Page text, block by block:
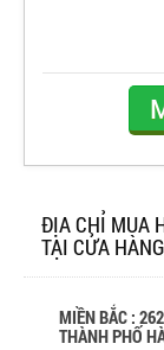
ĐỊA CHỈ MUA
TẠI CỬA HÀNG
MIỀN BẮC :
THÀNH PHỐ